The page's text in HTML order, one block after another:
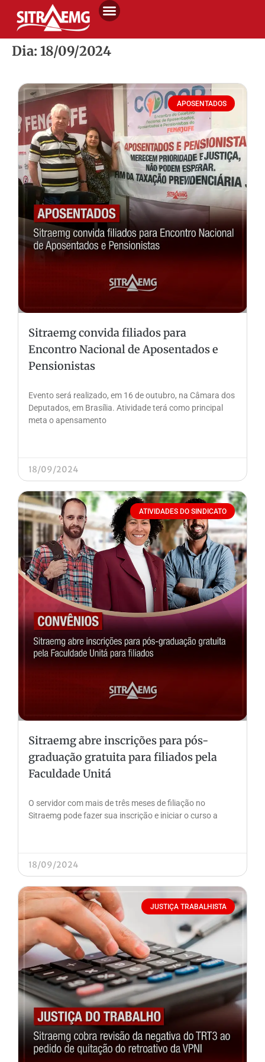
Dia: 18/09/2024
APOSENTADOS
Sitraemg convida filiados para
Encontro Nacional de Aposentados e
Pensionistas
Evento será realizado, em 16 de outubro, na Câmara dos
Deputados, em Brasília. Atividade terá como principal
meta o apensamento
18/09/2024
ATIVIDADES DO SINDICATO
Sitraemg abre inscrições para pós-
graduação gratuita para filiados pela
Faculdade Unitá
O servidor com mais de três meses de filiação no
Sitraemg pode fazer sua inscrição e iniciar o curso a
18/09/2024
JUSTIÇA TRABALHISTA